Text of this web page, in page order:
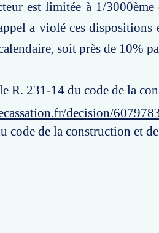
est limitée à 1/
a violé ces
soit près de 10%
R. 231-14 du code de la
decision/
code de la construction et